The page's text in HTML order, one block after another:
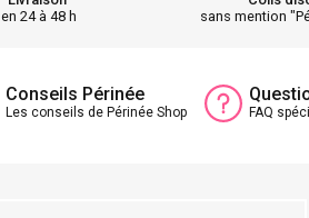
en 24 à 48 h
sans mention
Conseils Périnée
Les conseils de Périnée Shop FAQ